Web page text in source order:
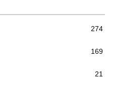
274
169
21